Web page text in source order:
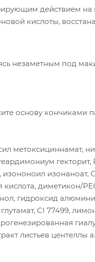
действием
кислоты,
незаметным под
основу кончиками
метоксициннамат,
изонаноат,
диметикон/
гидроксид
CI 77499,
листьев центеллы